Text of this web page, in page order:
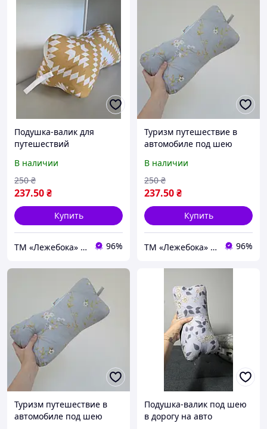
Подушка-валик для
путешествий
"Косточка", дорожный
валик косточка
треугольная мягкая
В наличии
237.50₴
250 ₴
Купить
ТМ «Лежебока» - текстиль и спецтовары 96%
Туризм путешествие в
автомобиле под шею
машину 35х15 см
В наличии
237.50₴
250 ₴
Купить
ТМ «Лежебока» - текстиль и спецтовары 96%
Туризм путешествие в
автомобиле под шею
Подушка-валик под шею
в дорогу на авто